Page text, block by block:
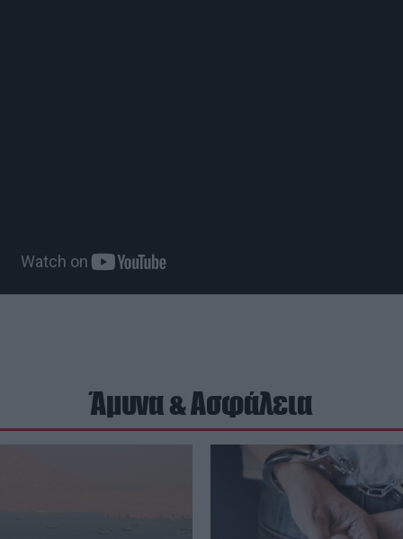
Άμυνα & Ασφάλεια